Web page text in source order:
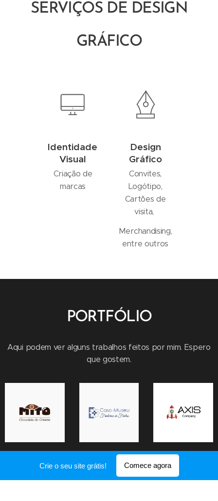
SERVIÇOS DE DESIGN
GRÁFICO
Identidade
Visual
Criação de
marcas
Design
Gráfico
Convites,
Logótipo,
Cartões de
visita,
Merchandising,
entre outros
PORTFÓLIO
Aqui podem ver alguns trabalhos feitos por mim. Espero
que gostem.
Mostrar mais
Crie o seu site grátis! Comece agora